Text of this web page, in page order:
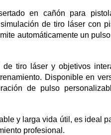
en cañón para
de tiro láser con
automáticamente un
tiro láser y objetivos
Disponible en
de pulso
y larga vida útil, es ideal
profesional.